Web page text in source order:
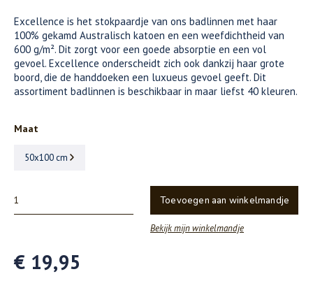
Excellence is het stokpaardje van ons badlinnen met haar
100% gekamd Australisch katoen en een weefdichtheid van
600 g/m². Dit zorgt voor een goede absorptie en een vol
gevoel. Excellence onderscheidt zich ook dankzij haar grote
boord, die de handdoeken een luxueus gevoel geeft. Dit
assortiment badlinnen is beschikbaar in maar liefst 40 kleuren.
Maat
50x100 cm
Toevoegen aan winkelmandje
Bekijk mijn winkelmandje
€ 19,95